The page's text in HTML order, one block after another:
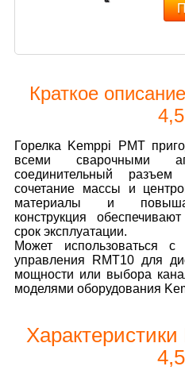
Краткое
Горелка Kemppi РMT
всеми сварочными
соединительный
сочетание массы и
материалы и
конструкция
срок эксплуатации.
Может использоваться с
управления RMT10 для
мощности или выбора
моделями оборудования